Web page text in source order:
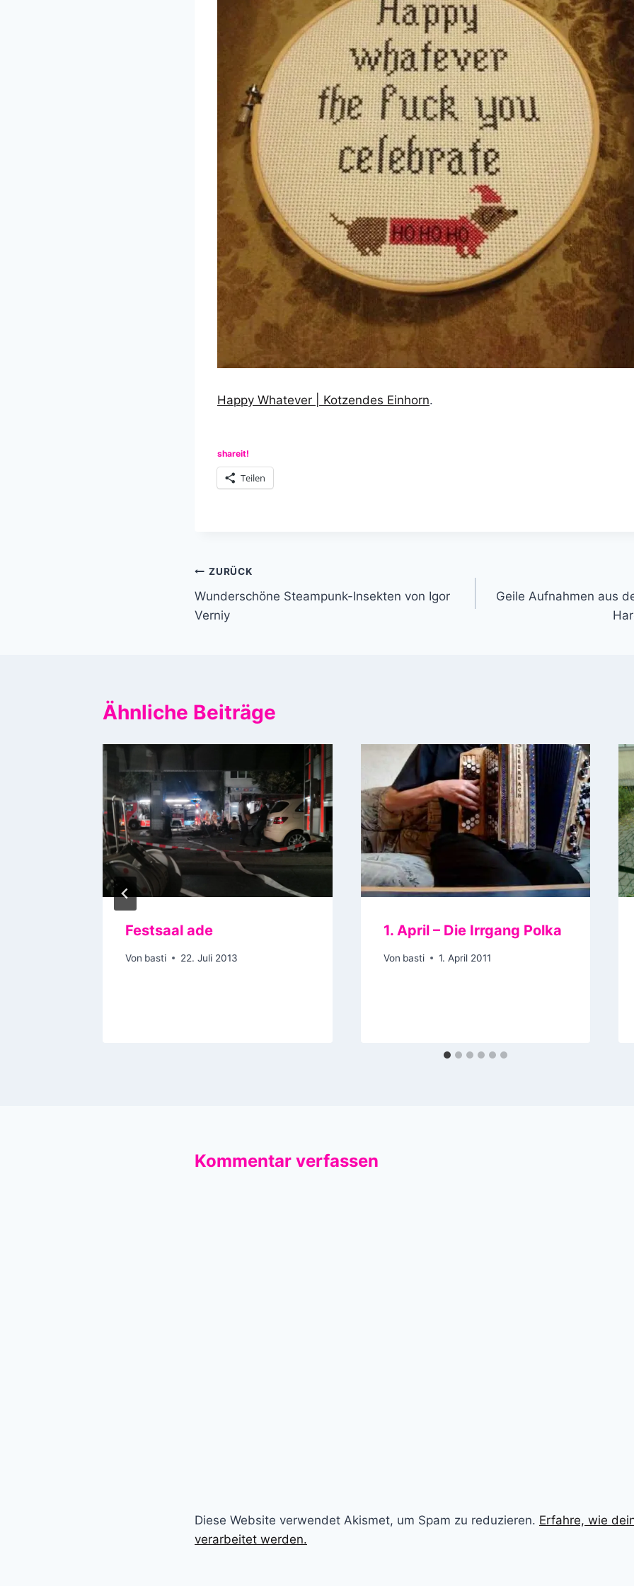
Happy Whatever | Kotzendes Einhorn.
shareit!
Teilen
Beitragsnavigation
ZURÜCK
Wunderschöne Steampunk-Insekten von Igor
Verniy
Geile Aufnahmen aus
Ähnliche Beiträge
Festsaal ade
Von basti 22. Juli 2013
1. April – Die Irrgang Polka
Von basti 1. April 2011
Kommentar verfassen
Diese Website verwendet Akismet, um Spam zu reduzieren. Erfahre, wie
verarbeitet werden.